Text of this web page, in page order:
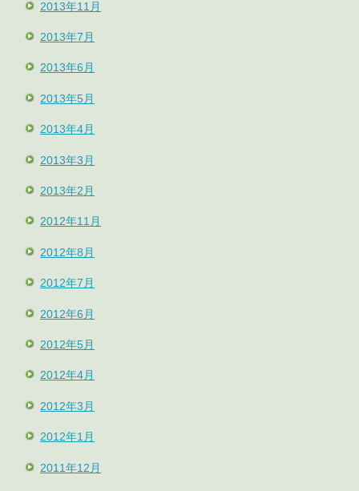
2013年11月
2013年7月
2013年6月
2013年5月
2013年4月
2013年3月
2013年2月
2012年11月
2012年8月
2012年7月
2012年6月
2012年5月
2012年4月
2012年3月
2012年1月
2011年12月